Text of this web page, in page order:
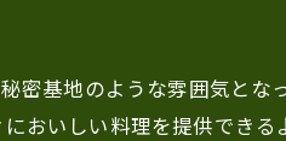
密基地のような雰囲気とな
おいしい料理を提供できる